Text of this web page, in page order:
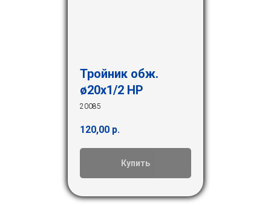
Тройник обж.
ø20х1/2 НР
20085
120,00 р.
Купить